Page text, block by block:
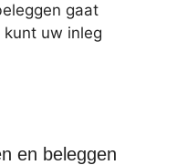
gaat
uw inleg
en beleggen